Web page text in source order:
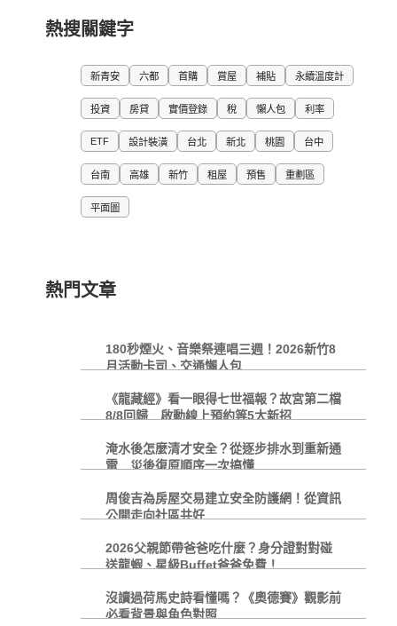
熱搜關鍵字
新青安 六都 首購 賞屋 補貼 永續溫度計
投資 房貸 實價登錄 稅 懶人包 利率
ETF 設計裝潢 台北 新北 桃園 台中
台南 高雄 新竹 租屋 預售 重劃區
平面圖
熱門文章
180秒煙火、音樂祭連唱三週！2026新竹8
月活動卡司、交通懶人包
《龍藏經》看一眼得七世福報？故宮第二檔
8/8回歸 啟動線上預約等5大新招
淹水後怎麼清才安全？從逐步排水到重新通
電 災後復原順序一次搞懂
周俊吉為房屋交易建立安全防護網！從資訊
公開走向社區共好
2026父親節帶爸爸吃什麼？身分證對對碰
送龍蝦、星級Buffet爸爸免費！
沒讀過荷馬史詩看懂嗎？《奧德賽》觀影前
必看背景與角色對照